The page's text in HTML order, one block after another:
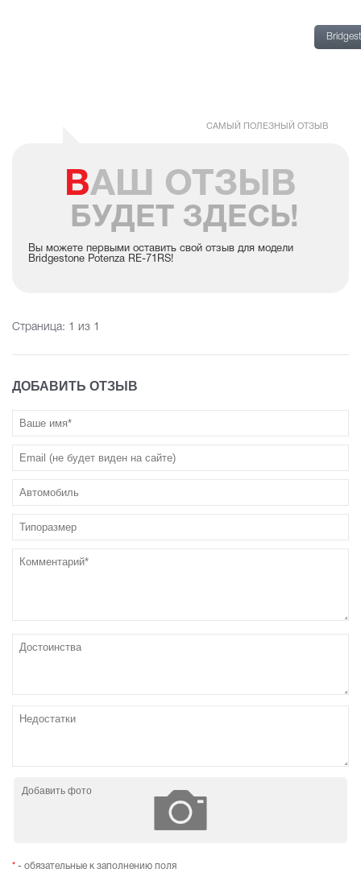
САМЫЙ ПОЛЕЗНЫЙ ОТЗЫВ
ВАШ ОТЗЫВ
БУДЕТ ЗДЕСЬ!
Вы можете первыми оставить свой отзыв для модели
Bridgestone Potenza RE-71RS!
Страница: 1 из 1
ДОБАВИТЬ ОТЗЫВ
Добавить фото
* - обязательные к заполнению поля